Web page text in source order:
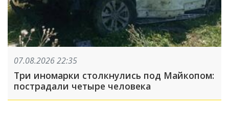
07.08.2026 22:35
Три иномарки столкнулись под Майкопом:
пострадали четыре человека